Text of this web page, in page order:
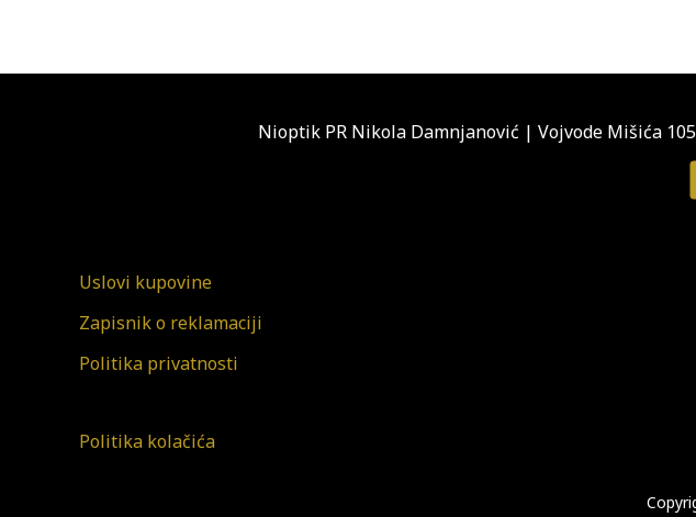
Nioptik PR Nikola Damnjanović | Vojvode Mišića
Uslovi kupovine
Zapisnik o reklamaciji
Politika privatnosti
Politika kolačića